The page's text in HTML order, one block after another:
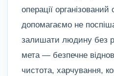
операції
допомагаємо не
залишати людину без
мета — безпечне
чистота, харчування,